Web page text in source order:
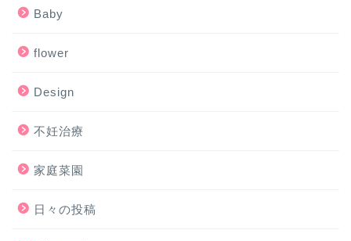
Baby
flower
Design
不妊治療
家庭菜園
日々の投稿